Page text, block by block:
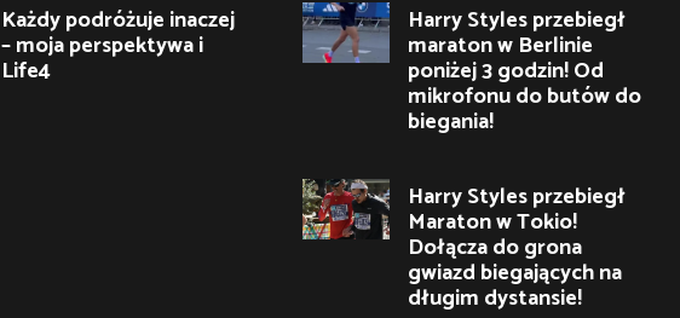
Każdy podróżuje inaczej
– moja perspektywa i
Life4
Harry Styles przebiegł
maraton w Berlinie
poniżej 3 godzin! Od
mikrofonu do butów do
biegania!
Harry Styles przebiegł
Maraton w Tokio!
Dołącza do grona
gwiazd biegających na
długim dystansie!